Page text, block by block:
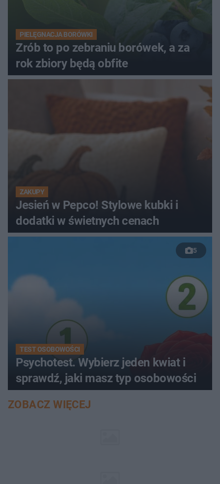
PIELĘGNACJA BORÓWKI
Zrób to po zebraniu borówek, a za
rok zbiory będą obfite
ZAKUPY
Jesień w Pepco! Stylowe kubki i
dodatki w świetnych cenach
5
TEST OSOBOWOŚCI
Psychotest. Wybierz jeden kwiat i
sprawdź, jaki masz typ osobowości
ZOBACZ WIĘCEJ